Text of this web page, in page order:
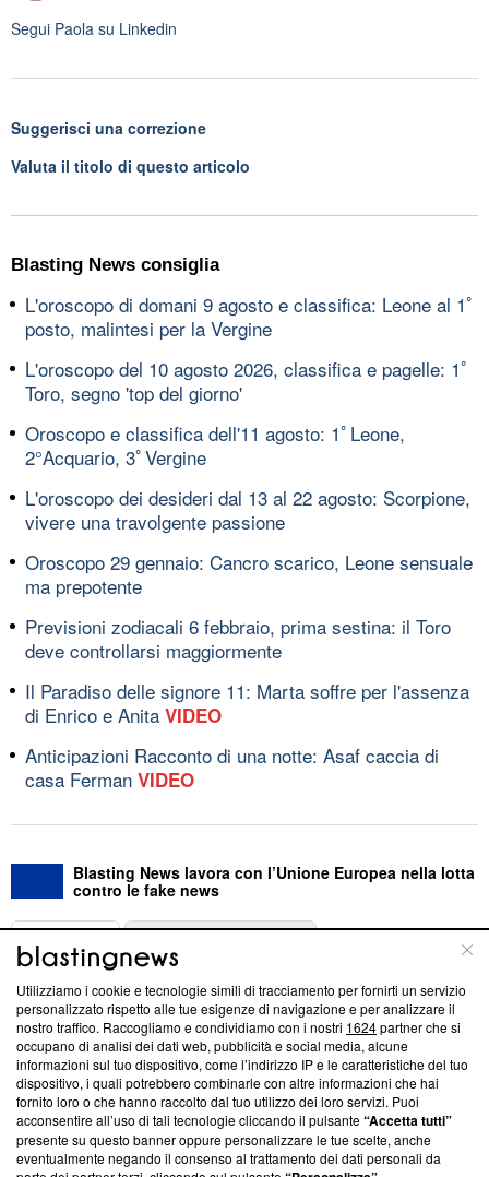
Segui Paola su Linkedin
Suggerisci una correzione
Valuta il titolo di questo articolo
Blasting News consiglia
L'oroscopo di domani 9 agosto e classifica: Leone al 1ﾟ
posto, malintesi per la Vergine
L'oroscopo del 10 agosto 2026, classifica e pagelle: 1ﾟ
Toro, segno 'top del giorno'
Oroscopo e classifica dell'11 agosto: 1ﾟLeone,
2°Acquario, 3ﾟVergine
L'oroscopo dei desideri dal 13 al 22 agosto: Scorpione,
vivere una travolgente passione
Oroscopo 29 gennaio: Cancro scarico, Leone sensuale
ma prepotente
Previsioni zodiacali 6 febbraio, prima sestina: il Toro
deve controllarsi maggiormente
Il Paradiso delle signore 11: Marta soffre per l'assenza
di Enrico e Anita VIDEO
Anticipazioni Racconto di una notte: Asaf caccia di
casa Ferman VIDEO
Blasting News lavora con l’Unione Europea nella lotta
contro le fake news
ABOUT
Questa sezione offre informazioni trasparenti su Blasting
News, sui nostri processi editoriali e su come ci impegniamo a
creare news di qualità. Inoltre, afferma la nostra aderenza a
‘Trust Project - News with Integrity’Blasting News non è
ancora membro del programma, ma ha richiesto di farne
parte; Trust Project non ha ancora effettuato una verifica di
conformità agli standard.
Utilizziamo i cookie e tecnologie simili di tracciamento per fornirti un servizio
personalizzato rispetto alle tue esigenze di navigazione e per analizzare il
nostro traffico. Raccogliamo e condividiamo con i nostri 1624partner che si
occupano di analisi dei dati web, pubblicità e social media, alcune
informazioni sul tuo dispositivo, come l’indirizzo IP e le caratteristiche del tuo
dispositivo, i quali potrebbero combinarle con altre informazioni che hai
fornito loro o che hanno raccolto dal tuo utilizzo dei loro servizi. Puoi
acconsentire all’uso di tali tecnologie cliccando il pulsante“Accetta tutti”
presente su questo banner oppure personalizzare le tue scelte, anche
eventualmente negando il consenso al trattamento dei dati personali da